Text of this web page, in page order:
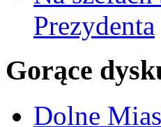
Prezydenta
Gorące
Dolne